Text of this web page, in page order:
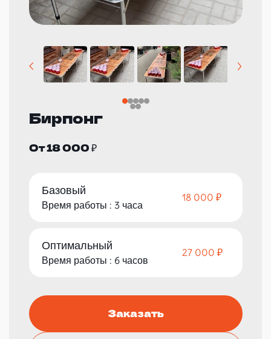
Бирпонг
От 18 000 ₽
Базовый
Время работы : 3 часа
18 000 ₽
Оптимальный
Время работы : 6 часов
27 000 ₽
Заказать